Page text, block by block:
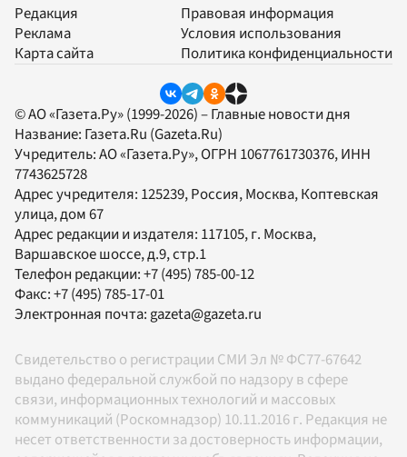
Редакция
Реклама
Карта сайта
Правовая информация
Условия использования
Политика конфиденциальности
© АО «Газета.Ру» (1999-2026) – Главные новости дня
Название: Газета.Ru (Gazeta.Ru)
Учредитель:АО «Газета.Ру», ОГРН 1067761730376, ИНН
7743625728
Адрес учредителя: 125239, Россия, Москва, Коптевская
улица, дом 67
Адрес редакции и издателя: 117105, г. Москва,
Варшавское шоссе, д.9, стр.1
Телефон редакции:+7 (495) 785-00-12
Факс:+7 (495) 785-17-01
Электронная почта: gazeta@gazeta.ru
Свидетельство о регистрации СМИ Эл № ФС77-67642
выдано федеральной службой по надзору в сфере
связи, информационных технологий и массовых
коммуникаций (Роскомнадзор) 10.11.2016 г. Редакция не
несет ответственности за достоверность информации,